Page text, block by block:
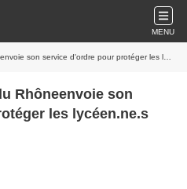
MENU
service d'ordre pour protéger les lycéen.ne.s des CRS
Rhôneenvoie son
les lycéen.ne.s